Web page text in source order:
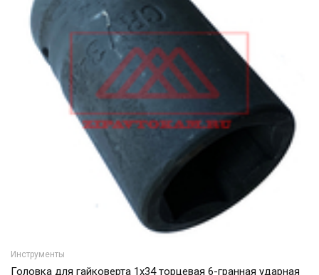
Инструменты
Головка для гайковерта 1х34 торцевая 6-гранная ударная